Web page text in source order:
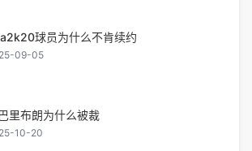
球员为什么不肯续约
09-05
里布朗为什么被裁
10-20